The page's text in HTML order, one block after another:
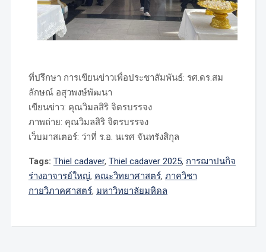
ที่ปรึกษา การเขียนข่าวเพื่อประชาสัมพันธ์: รศ.ดร.สม
ลักษณ์ อสุวพงษ์พัฒนา
เขียนข่าว: คุณวิมลสิริ จิตรบรรจง
ภาพถ่าย: คุณวิมลสิริ จิตรบรรจง
เว็บมาสเตอร์: ว่าที่ ร.อ. นเรศ จันทรังสิกุล
Tags: Thiel cadaver, Thiel cadaver 2025, การฌาปนกิจ
ร่างอาจารย์ใหญ่, คณะวิทยาศาสตร์, ภาควิชา
กายวิภาคศาสตร์, มหาวิทยาลัยมหิดล